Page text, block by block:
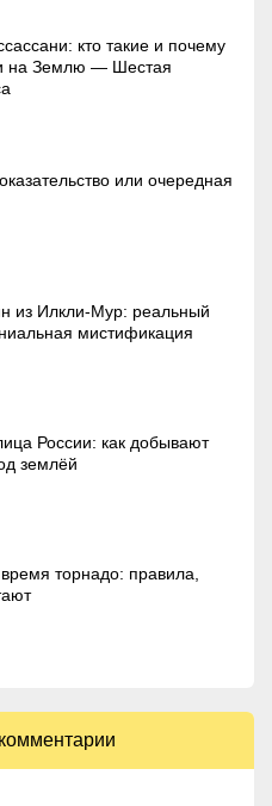
кто такие и почему
на Землю — Шестая
или очередная
из Илкли-Мур: реальный
мистификация
России: как добывают
землёй
торнадо: правила,